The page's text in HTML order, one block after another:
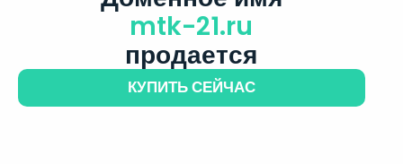
mtk-21.ru
продается
КУПИТЬ СЕЙЧАС